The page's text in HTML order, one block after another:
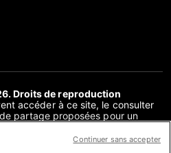
Droits de reproduction
accéder à ce site, le consulter
partage proposées pour un
de tout ou partie du
Continuer sans accepter